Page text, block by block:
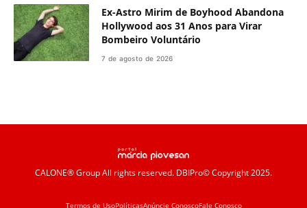
Ex-Astro Mirim de Boyhood Abandona
Hollywood aos 31 Anos para Virar
Bombeiro Voluntário
7 de agosto de 2026
CALONE® GroupAll rights reserved. DBIPro© Copyright 2025.
Termos de UsoPolíticasAnúncie ConoscoFale Conosco